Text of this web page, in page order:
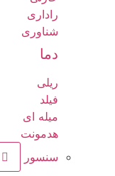
راداری
شناوری
دما
ریلی
فیلد
میله ای
هدمونت
سنسور